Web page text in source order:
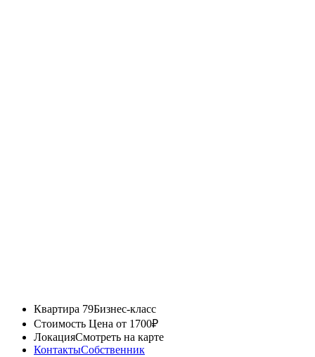
Квартира 79Бизнес-класс
Стоимость Цена от 1700₽
ЛокацияСмотреть на карте
КонтактыСобственник